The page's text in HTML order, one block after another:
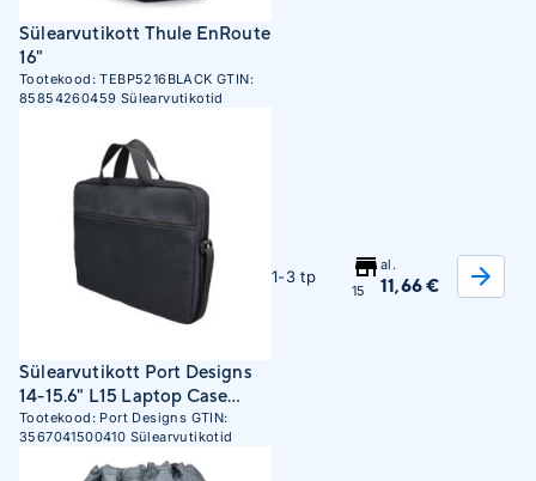
Sülearvutikott Thule EnRoute
16"
Tootekood:TEBP5216BLACK GTIN:
85854260459 Sülearvutikotid
Sülearvutikott Port Designs
14-15.6" L15 Laptop Case
/150041
Tootekood: Port Designs GTIN:
3567041500410 Sülearvutikotid
1-3 tp
15
al.
11,66 €